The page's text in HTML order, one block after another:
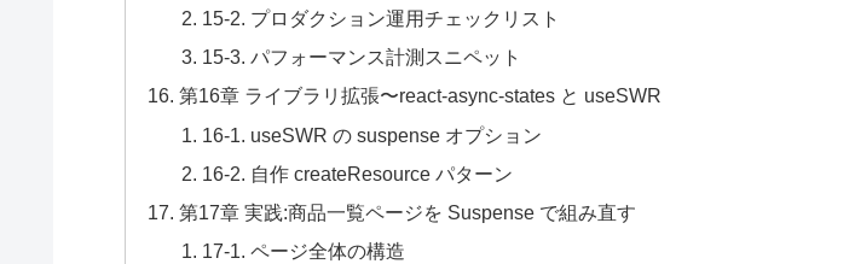
15-2. プロダクション運用チェックリスト
15-3. パフォーマンス計測スニペット
第16章 ライブラリ拡張〜react-async-states と useSWR
16-1. useSWR の suspense オプション
16-2. 自作 createResource パターン
第17章 実践:商品一覧ページを Suspense で組み直す
17-1. ページ全体の構造